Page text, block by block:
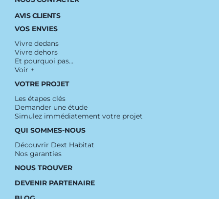
AVIS CLIENTS
VOS ENVIES
Vivre dedans
Vivre dehors
Et pourquoi pas…
Voir +
VOTRE PROJET
Les étapes clés
Demander une étude
Simulez immédiatement votre projet
QUI SOMMES-NOUS
Découvrir Dext Habitat
Nos garanties
NOUS TROUVER
DEVENIR PARTENAIRE